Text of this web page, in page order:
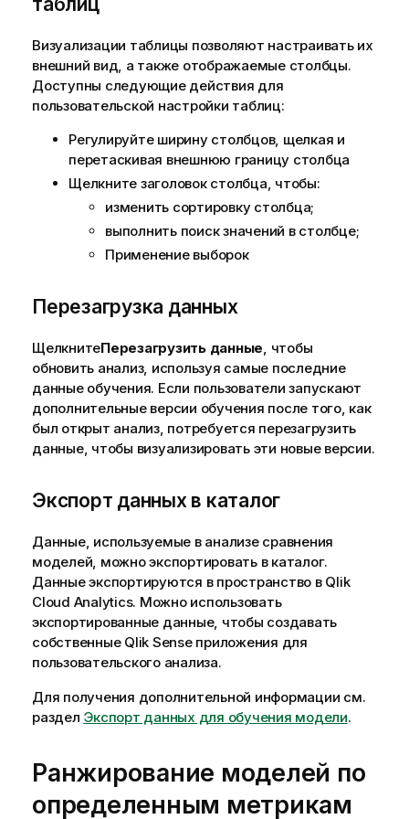
Визуализации таблицы позволяют настраивать их
внешний вид, а также отображаемые столбцы.
Доступны следующие действия для
пользовательской настройки таблиц:
Регулируйте ширину столбцов, щелкая и
перетаскивая внешнюю границу столбца
Щелкните заголовок столбца, чтобы:
изменить сортировку столбца;
выполнить поиск значений в столбце;
Применение выборок
Перезагрузка данных
ЩелкнитеПерезагрузить данные , чтобы
обновить анализ, используя самые последние
данные обучения. Если пользователи запускают
дополнительные версии обучения после того, как
был открыт анализ, потребуется перезагрузить
данные, чтобы визуализировать эти новые версии.
Экспорт данных в каталог
Данные, используемые в анализе сравнения
моделей, можно экспортировать в каталог.
Данные экспортируются в пространство в Qlik
Cloud Analytics. Можно использовать
экспортированные данные, чтобы создавать
собственные Qlik Senseприложения для
пользовательского анализа.
Для получения дополнительной информации см.
раздел Экспорт данных для обучения модели.
Ранжирование моделей по
определенным метрикам